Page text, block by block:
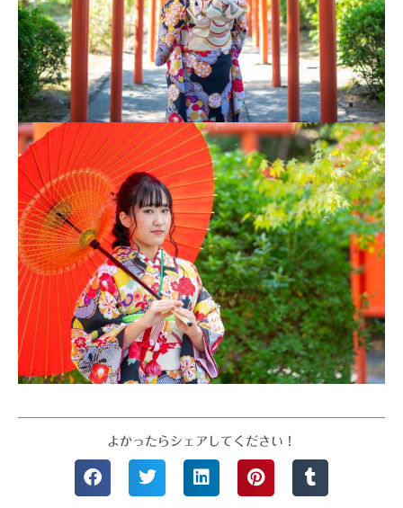
よかったらシェアしてください！